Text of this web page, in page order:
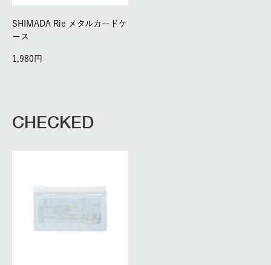
SHIMADA Rie メタルカードケ
ース
1,980
CHECKED